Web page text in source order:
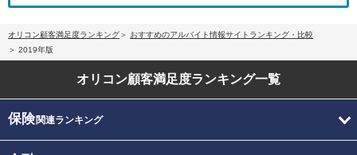
オリコン顧客満足度ランキング
おすすめのアルバイト情報サイトランキング・比較
2019年版
オリコン顧客満足度ランキング一覧
保険関連ランキング